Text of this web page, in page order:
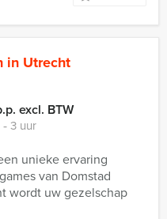
in Utrecht
excl. BTW
3 uur
unieke ervaring
van Domstad
wordt uw gezelschap